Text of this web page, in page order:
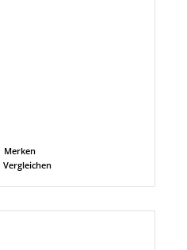
Merken
Vergleichen